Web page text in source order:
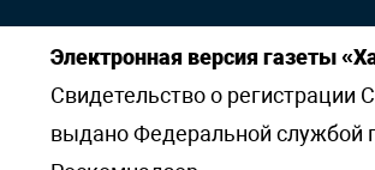
Электронная версия газеты
Свидетельство о
выдано Федеральной службой